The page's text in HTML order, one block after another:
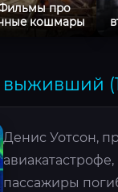
про
кошмары
Денис Уотсон,
пассажиры